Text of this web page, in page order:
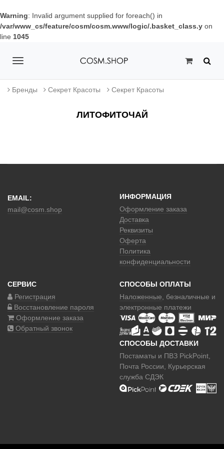
Warning: Invalid argument supplied for foreach() in
/var/www_cs/feature/cosm/cosm.www/logic/.basket_class.y on
line 1045
T
o
v
i
o
n
Бренды Секрет Красоты Секрет Красоты
ЛИТОФИТОЧАЙ
EMAIL:
mail@cosm.shop
ИНФОРМАЦИЯ
Оформление заказа
Доставка
Реквизиты
Оферта
Политика
конфиденциальности
СЕРВИС
Регистрация
Восстановление пароля
Оформление заказа
Обратный звонок
СПОСОБЫ ОПЛАТЫ
Наложенные , безналичные и
электронные платежи
СПОСОБЫ ДОСТАВКИ
Постаматы и ПВЗ PickPoint,
Почта России, Курьерская
служба СДЭК